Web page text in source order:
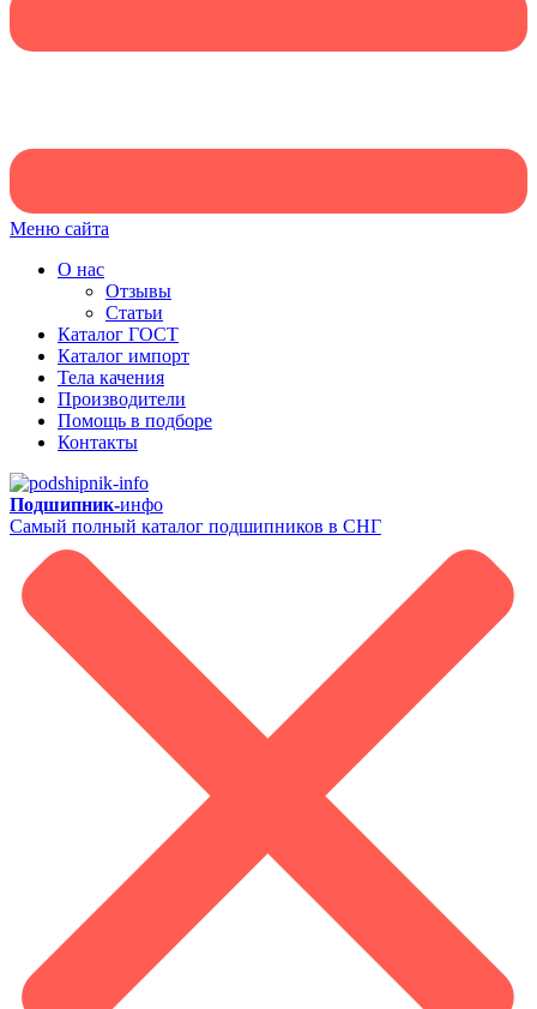
Меню сайта
О нас
Отзывы
Статьи
Каталог ГОСТ
Каталог импорт
Тела качения
Производители
Помощь в подборе
Контакты
Подшипник-инфо
Самый полный каталог подшипников в СНГ